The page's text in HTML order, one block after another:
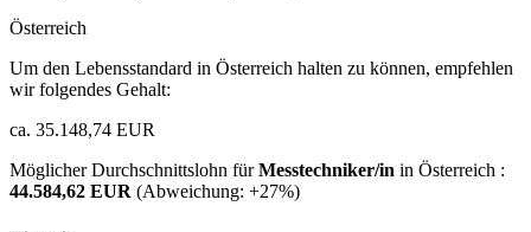
Österreich
Um den Lebensstandard in Österreich halten zu können, empfehlen
wir folgendes Gehalt:
ca. 35.148,74 EUR
Möglicher Durchschnittslohn fürMesstechniker/in in Österreich :
44.584,62 EUR (Abweichung: +27%)